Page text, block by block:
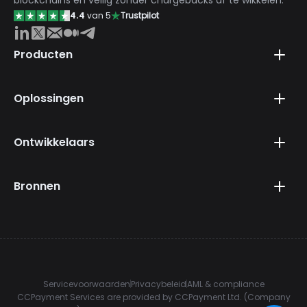
4.4 van 5 Trustpilot
Producten
Oplossingen
Ontwikkelaars
Bronnen
ServicevoorwaardenPrivacybeleidAML & compliance
CCPayment Services are provided by CCPayment Ltd. (Company